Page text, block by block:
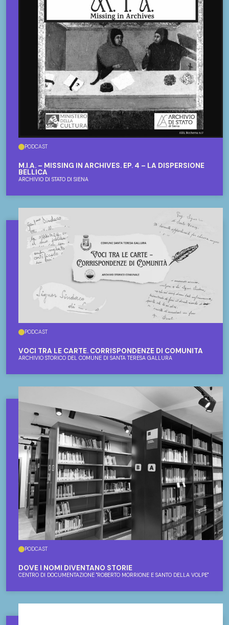
PODCAST
M.I.A. – MISSING IN ARCHIVES. EP. 4 – LA DISPERSIONE
BELLICA
ARCHIVIO DI STATO DI SIENA
PODCAST
VOCI TRA LE CARTE. CORRISPONDENZE DI COMUNITÀ
ARCHIVIO STORICO DEL COMUNE DI SANTA TERESA GALLURA
PODCAST
DOVE I NOMI DIVENTANO STORIE
CENTRO DI DOCUMENTAZIONE "ROBERTO MORRIONE E SANTO DELLA VOLPE"